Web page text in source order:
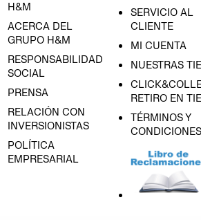
H&M
ACERCA DEL
GRUPO H&M
RESPONSABILIDAD
SOCIAL
PRENSA
RELACIÓN CON
INVERSIONISTAS
POLÍTICA
EMPRESARIAL
SERVICIO AL
CLIENTE
MI CUENTA
NUESTRAS
RETIRO EN
TÉRMINOS Y
CONDICIONES